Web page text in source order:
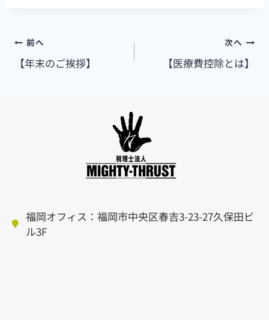
前へ
【年末のご挨拶】
次へ
【医療費控除とは】
福岡オフィス：福岡市中央区春吉3-23-27久保田ビ
ル3F